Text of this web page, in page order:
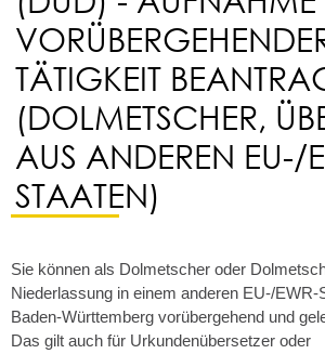
TÄTIGKEIT
(DOLMETSCHER,
AUS ANDEREN EU-/
STAATEN)
Sie können als Dolmetscher oder
Niederlassung in einem anderen EU-/EWR-
Baden-Württemberg vorübergehend und
Das gilt auch für Urkundenübersetzer oder